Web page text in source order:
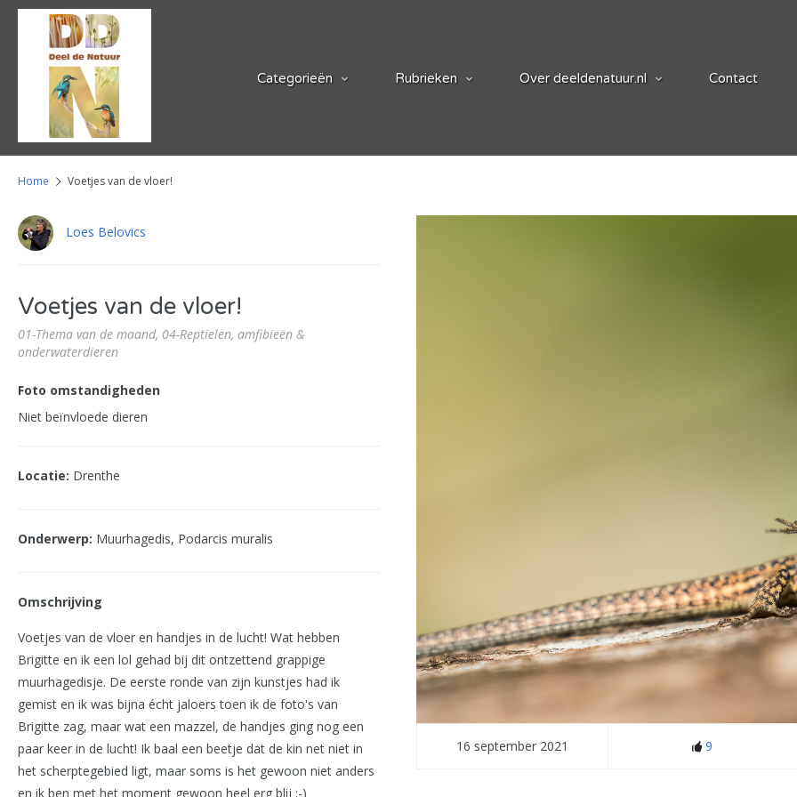
Categorieën Rubrieken Over deeldenatuur.nl Contact
Home Voetjes van de vloer!
Loes Belovics
Voetjes van de vloer!
01-Thema van de maand, 04-Reptielen, amfibieën &
onderwaterdieren
Foto omstandigheden
Niet beïnvloede dieren
Locatie: Drenthe
Onderwerp: Muurhagedis, Podarcis muralis
Omschrijving
Voetjes van de vloer en handjes in de lucht! Wat hebben
Brigitte en ik een lol gehad bij dit ontzettend grappige
muurhagedisje. De eerste ronde van zijn kunstjes had ik
gemist en ik was bijna écht jaloers toen ik de foto's van
Brigitte zag, maar wat een mazzel, de handjes ging nog een
paar keer in de lucht! Ik baal een beetje dat de kin net niet in
het scherptegebied ligt, maar soms is het gewoon niet anders
en ik ben met het moment gewoon heel erg blij ;-)
16 september 2021 9